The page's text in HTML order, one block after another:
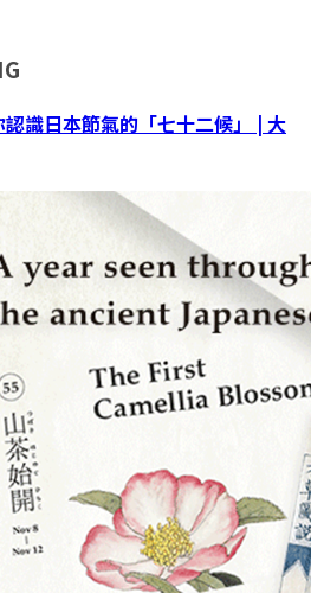
識日本節氣的「七十二候」 | 大